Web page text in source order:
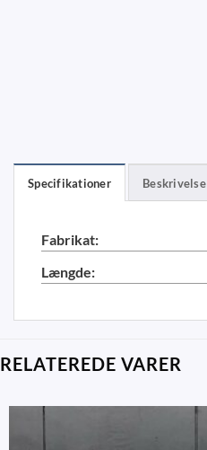
Specifikationer Beskrivelse
Fabrikat:
Længde:
RELATEREDE VARER